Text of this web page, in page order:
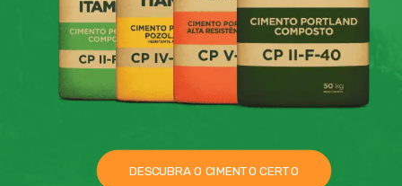
DESCUBRA O CIMENTO CERTO